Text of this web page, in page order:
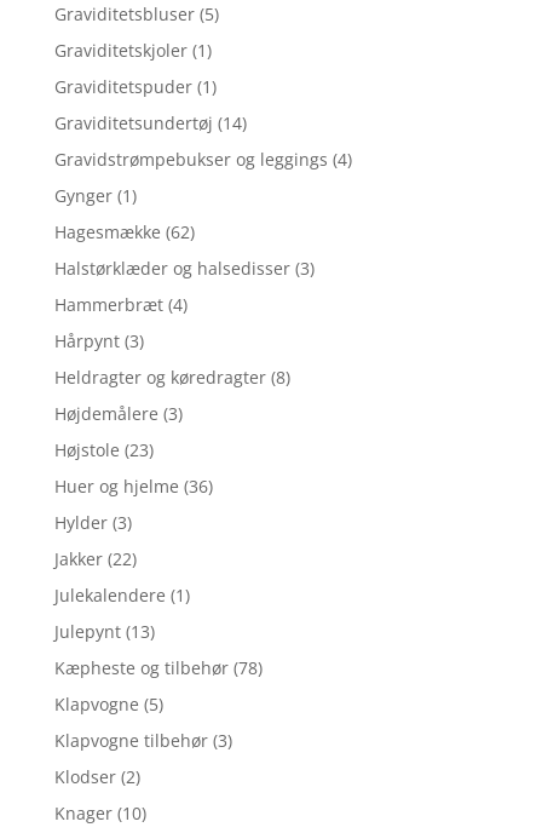
Graviditetsbluser (5)
Graviditetskjoler (1)
Graviditetspuder (1)
Graviditetsundertøj (14)
Gravidstrømpebukser og leggings (4)
Gynger (1)
Hagesmække (62)
Halstørklæder og halsedisser (3)
Hammerbræt (4)
Hårpynt (3)
Heldragter og køredragter (8)
Højdemålere (3)
Højstole (23)
Huer og hjelme (36)
Hylder (3)
Jakker (22)
Julekalendere (1)
Julepynt (13)
Kæpheste og tilbehør (78)
Klapvogne (5)
Klapvogne tilbehør (3)
Klodser (2)
Knager (10)